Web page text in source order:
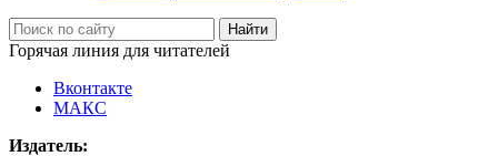
Горячая линия для читателей
Вконтакте
МАКС
Издатель: